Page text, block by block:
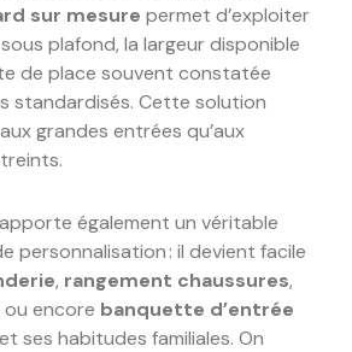
sur mesure permet d’exploiter
plafond, la largeur disponible
de place souvent constatée
standardisés. Cette solution
grandes entrées qu’aux
apporte également un véritable
personnalisation : il devient facile
, rangement chaussures,
ou encore banquette d’entrée
ses habitudes familiales. On